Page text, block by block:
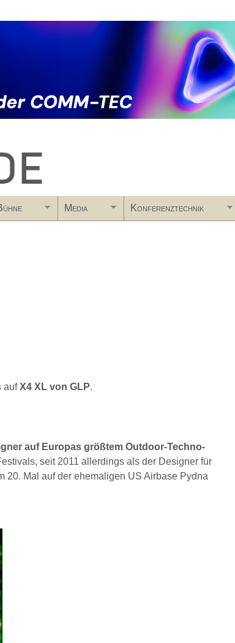
Media Konferenztechnik
aufX4 XL von GLP.
auf Europas größtem Outdoor-Techno-
seit 2011 allerdings als der Designer für
20. Mal auf der ehemaligen US Airbase Pydna